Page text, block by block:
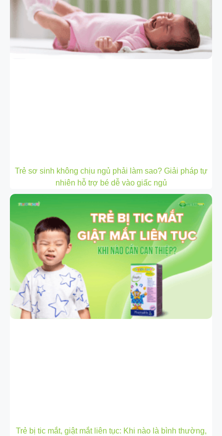
Trẻ sơ sinh không chịu ngủ phải làm sao? Giải pháp tự
nhiên hỗ trợ bé dễ vào giấc ngủ
Trẻ bị tic mắt, giật mắt liên tục: Khi nào là bình thường,